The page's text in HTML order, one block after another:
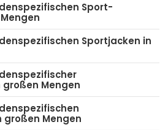
Sport-
Sportjacken in
Mengen
großen Mengen